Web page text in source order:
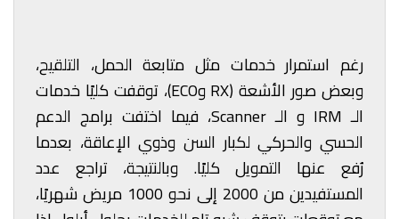
رغم استمرار خدمات مثل متابعة الحمل، التلقيح،
وبعض صور الأشعة (RX وECO)، توقفت كليًا خدمات
الـ IRM و الـ Scanner، فيما اختفت برامج الدعم
الحسي والحركي لكبار السن وذوي الإعاقة، بعدما
رُفع عنها التمويل كليًا. وبالنتيجة، تراجع عدد
المستفيدين من 2000 إلى نحو 1000 مريض شهريًا،